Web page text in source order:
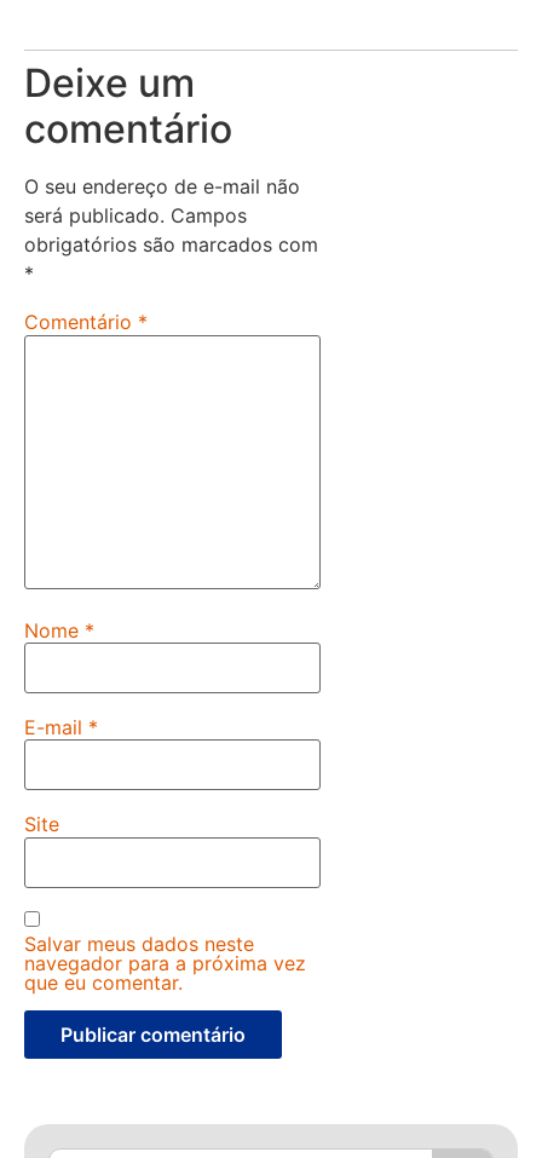
Deixe um
comentário
O seu endereço de e-mail não
será publicado. Campos
obrigatórios são marcados com
*
Comentário *
Nome *
E-mail *
Site
Salvar meus dados neste
navegador para a próxima vez
que eu comentar.